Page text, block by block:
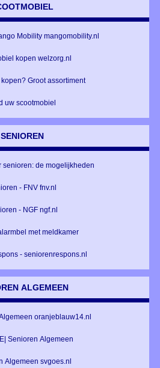
Mobility mangomobility.nl
kopen welzorg.nl
Groot assortiment
uw scootmobiel
SENIOREN
senioren: de mogelijkheden
- FNV fnv.nl
- NGF ngf.nl
met meldkamer
- seniorenrespons.nl
ALGEMEEN
oranjeblauw14.nl
Senioren Algemeen
Algemeen svgoes.nl